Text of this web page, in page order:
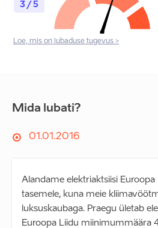
3 / 5
Loe, mis on lubaduse tugevus >
Mida lubati?
01.01.2016
Alandame elektriaktsiisi
tasemele, kuna meie
luksuskaubaga. Praegu ületab
Euroopa Liidu miinimummäära